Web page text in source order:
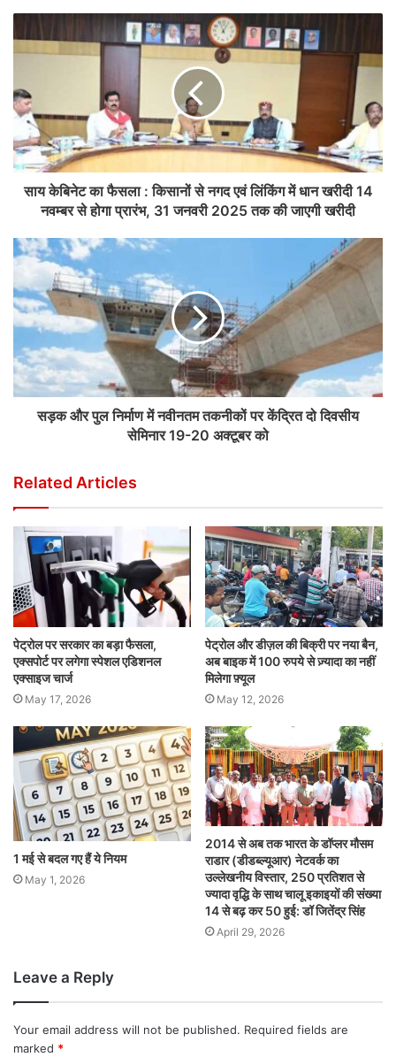
साय केबिनेट का फैसला : किसानों से नगद एवं लिंकिंग में धान खरीदी 14
नवम्बर से होगा प्रारंभ, 31 जनवरी 2025 तक की जाएगी खरीदी
सड़क और पुल निर्माण में नवीनतम तकनीकों पर केंद्रित दो दिवसीय
सेमिनार 19-20 अक्टूबर को
Related Articles
पेट्रोल पर सरकार का बड़ा फैसला,
एक्सपोर्ट पर लगेगा स्पेशल एडिशनल
एक्साइज चार्ज
May 17, 2026
पेट्रोल और डीज़ल की बिक्री पर नया बैन,
अब बाइक में 100 रुपये से ज़्यादा का नहीं
मिलेगा फ़्यूल
May 12, 2026
1 मई से बदल गए हैं ये नियम
May 1, 2026
2014 से अब तक भारत के डॉप्लर मौसम
राडार (डीडब्ल्यूआर) नेटवर्क का
उल्लेखनीय विस्तार, 250 प्रतिशत से
ज्यादा वृद्धि के साथ चालू इकाइयों की संख्या
14 से बढ़ कर 50 हुई: डॉ जितेंद्र सिंह
April 29, 2026
Leave a Reply
Your email address will not be published. Required fields are
marked *